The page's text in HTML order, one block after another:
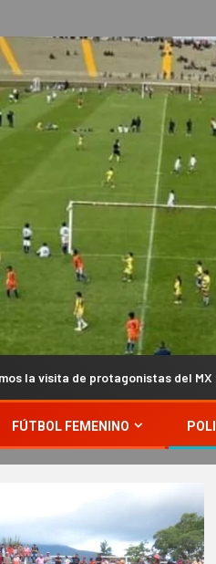
del MX para palpitar la fecha
FÚTBOL FEMENINO